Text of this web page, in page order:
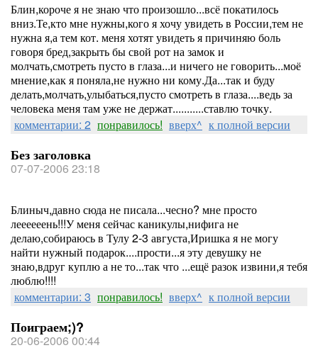
Блин,короче я не знаю что произошло...всё покатилось
вниз.Те,кто мне нужны,кого я хочу увидеть в России,тем не
нужна я,а тем кот. меня хотят увидеть я причиняю боль
говоря бред,закрыть бы свой рот на замок и
молчать,смотреть пусто в глаза...и ничего не говорить...моё
мнение,как я поняла,не нужно ни кому.Да...так и буду
делать,молчать,улыбаться,пусто смотреть в глаза....ведь за
человека меня там уже не держат...........ставлю точку.
комментарии: 2 понравилось! вверх^ к полной версии
Без заголовка
07-07-2006 23:18
Блиныч,давно сюда не писала...чесно? мне просто
леееееень!!!У меня сейчас каникулы,нифига не
делаю,собираюсь в Тулу 2-3 августа,Иришка я не могу
найти нужный подарок....прости...я эту девушку не
знаю,вдруг куплю а не то...так что ...ещё разок извини,я тебя
люблю!!!!
комментарии: 3 понравилось! вверх^ к полной версии
Поиграем;)?
20-06-2006 00:44